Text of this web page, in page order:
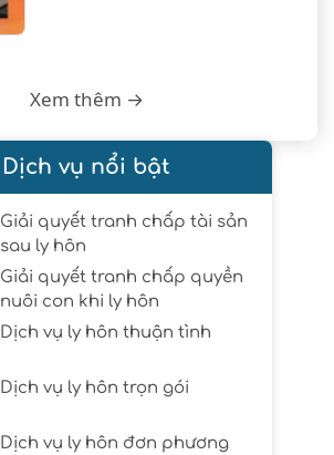
Xem thêm →
Dịch vụ nổi bật
Giải quyết tranh chấp tài sản
sau ly hôn
Giải quyết tranh chấp quyền
nuôi con khi ly hôn
Dịch vụ ly hôn thuận tình
Dịch vụ ly hôn trọn gói
Dịch vụ ly hôn đơn phương